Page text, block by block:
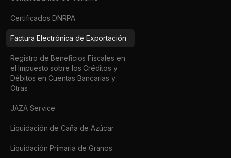
Certificados DNRPA
Factura Electrónica de Exportación
Registro de Beneficios Fiscales en
el Impuesto sobre los Créditos y
Débitos en Cuentas Bancarias y
Otras
JAZA Service
Liquidación de Caña de Azúcar
Liquidación Primaria de Granos